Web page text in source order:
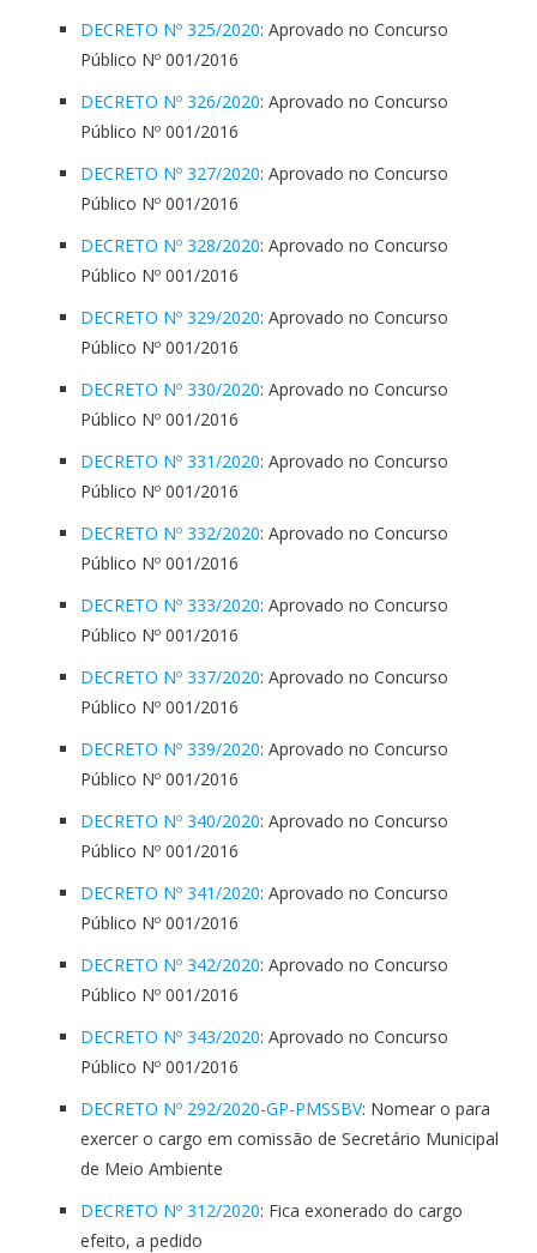
DECRETO Nº 325/2020: Aprovado no Concurso
Público Nº 001/2016
DECRETO Nº 326/2020: Aprovado no Concurso
Público Nº 001/2016
DECRETO Nº 327/2020: Aprovado no Concurso
Público Nº 001/2016
DECRETO Nº 328/2020: Aprovado no Concurso
Público Nº 001/2016
DECRETO Nº 329/2020: Aprovado no Concurso
Público Nº 001/2016
DECRETO Nº 330/2020: Aprovado no Concurso
Público Nº 001/2016
DECRETO Nº 331/2020: Aprovado no Concurso
Público Nº 001/2016
DECRETO Nº 332/2020: Aprovado no Concurso
Público Nº 001/2016
DECRETO Nº 333/2020: Aprovado no Concurso
Público Nº 001/2016
DECRETO Nº 337/2020: Aprovado no Concurso
Público Nº 001/2016
DECRETO Nº 339/2020: Aprovado no Concurso
Público Nº 001/2016
DECRETO Nº 340/2020: Aprovado no Concurso
Público Nº 001/2016
DECRETO Nº 341/2020: Aprovado no Concurso
Público Nº 001/2016
DECRETO Nº 342/2020: Aprovado no Concurso
Público Nº 001/2016
DECRETO Nº 343/2020: Aprovado no Concurso
Público Nº 001/2016
DECRETO Nº 292/2020-GP-PMSSBV: Nomear o para
exercer o cargo em comissão de Secretário Municipal
de Meio Ambiente
DECRETO Nº 312/2020: Fica exonerado do cargo
efeito, a pedido